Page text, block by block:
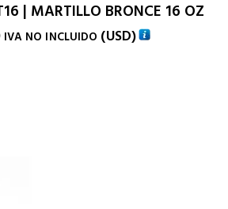
| MARTILLO BRONCE 16 OZ
IVA NO INCLUIDO (USD)